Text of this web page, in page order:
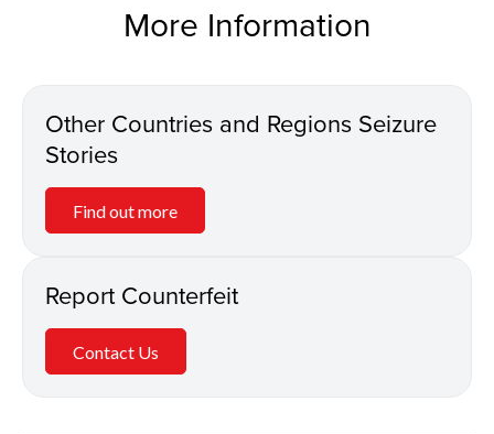
More Information
Other Countries and Regions Seizure
Stories
Find out more
Report Counterfeit
Contact Us